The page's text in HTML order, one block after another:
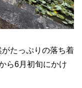
たっぷりの落ち着
ら6月初旬にかけ